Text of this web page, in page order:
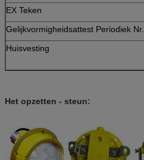
EX Teken
Gelijkvormigheidsattest Periodiek Nr.
Huisvesting
Het opzetten - steun: